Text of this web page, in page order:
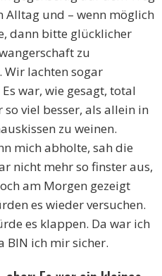
Alltag und – wenn möglich
dann bitte glücklicher
zu
Wir lachten sogar
war, wie gesagt, total
viel besser, als allein in
zu weinen.
mich abholte, sah die
nicht mehr so finster aus,
am Morgen gezeigt
es wieder versuchen.
es klappen. Da war ich
BIN ich mir sicher.